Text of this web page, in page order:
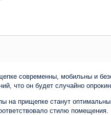
современны, мобильны и
что он будет случайно
на прищепке станут
стилю помещения.